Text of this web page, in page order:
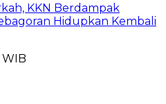
KKN Berdampak
Hidupkan Kembali
WIB